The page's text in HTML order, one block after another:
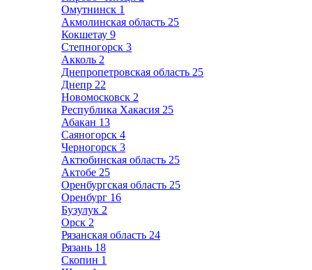
Омутнинск 1
Акмолинская область 25
Кокшетау 9
Степногорск 3
Акколь 2
Днепропетровская область 25
Днепр 22
Новомосковск 2
Республика Хакасия 25
Абакан 13
Саяногорск 4
Черногорск 3
Актюбинская область 25
Актобе 25
Оренбургская область 25
Оренбург 16
Бузулук 2
Орск 2
Рязанская область 24
Рязань 18
Скопин 1